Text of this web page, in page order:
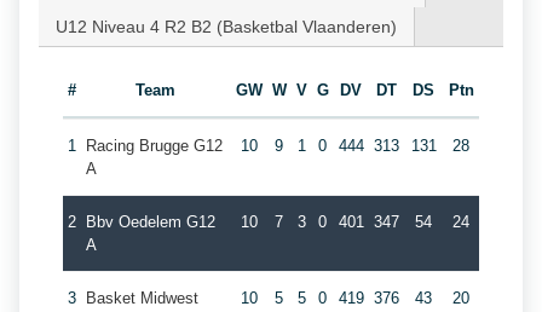
U12 Niveau 4 R2 B2 (Basketbal Vlaanderen)
# Team GW W V G DV DT DS Ptn
1
Racing Brugge G12
A
10 9 1 0 444 313 131 28
2
Bbv Oedelem G12
A
10 7 3 0 401 347 54 24
3 Basket Midwest 10 5 5 0 419 376 43 20